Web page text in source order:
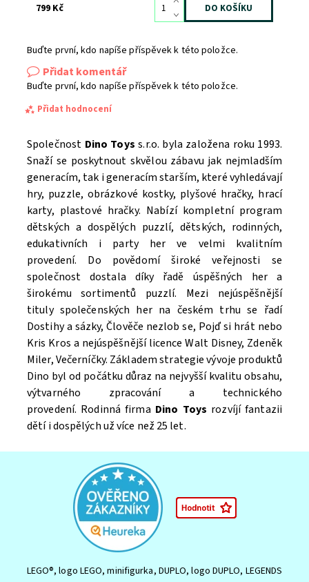
799 Kč
Buďte první, kdo napíše příspěvek k této položce.
Přidat komentář
Buďte první, kdo napíše příspěvek k této položce.
Přidat hodnocení
Souhlasím seZpracováním osobních údajů.
Společnost Dino Toys s.r.o. byla založena roku 1993.
Snaží se poskytnout skvělou zábavu jak nejmladším
generacím, tak i generacím starším, které vyhledávají
hry, puzzle, obrázkové kostky, plyšové hračky, hrací
karty, plastové hračky. Nabízí kompletní program
dětských a dospělých puzzlí, dětských, rodinných,
edukativních i party her ve velmi kvalitním
provedení. Do povědomí široké veřejnosti se
společnost dostala díky řadě úspěšných her a
širokému sortimentů puzzlí. Mezi nejúspěšnější
tituly společenských her na českém trhu se řadí
Dostihy a sázky, Člověče nezlob se, Pojď si hrát nebo
Kris Kros a nejúspěšnější licence Walt Disney, Zdeněk
Miler, Večerníčky. Základem strategie vývoje produktů
Dino byl od počátku důraz na nejvyšší kvalitu obsahu,
výtvarného zpracování a technického
provedení. Rodinná firma Dino Toys rozvíjí fantazii
dětí i dospělých už více než 25 let.
LEGO®, logo LEGO, minifigurka, DUPLO, logo DUPLO, LEGENDS